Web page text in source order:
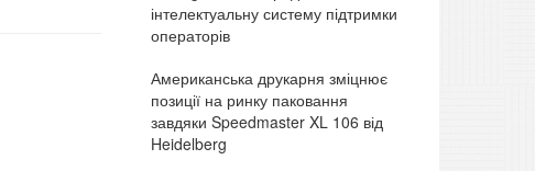
інтелектуальну систему підтримки
операторів
Американська друкарня зміцнює
позиції на ринку паковання
завдяки Speedmaster XL 106 від
Heidelberg